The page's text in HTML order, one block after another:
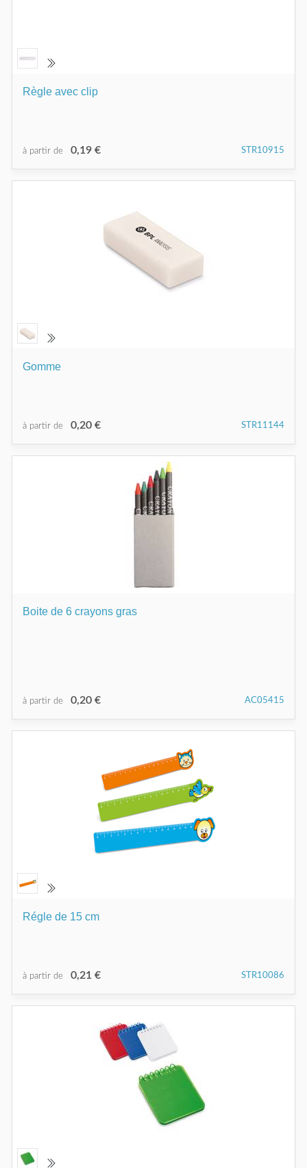
Règle avec clip
à partir de 0,19 € STR10915
Gomme
à partir de 0,20 € STR11144
Boite de 6 crayons gras
à partir de 0,20 € AC05415
Régle de 15 cm
à partir de 0,21 € STR10086